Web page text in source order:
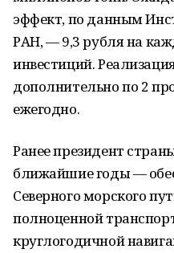
эффект, по данным
РАН, — 9,3 рубля на
инвестиций.
дополнительно по 2
ежегодно.
Ранее президент
ближайшие годы —
Северного морского
полноценной
круглогодичной